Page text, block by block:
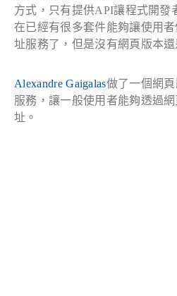
方式，只有提供API讓程式開發
在已經有很多套件能夠讓使用者
址服務了，但是沒有網頁版本還
Alexandre Gaigalas做了一個網
服務，讓一般使用者能夠透過
址。